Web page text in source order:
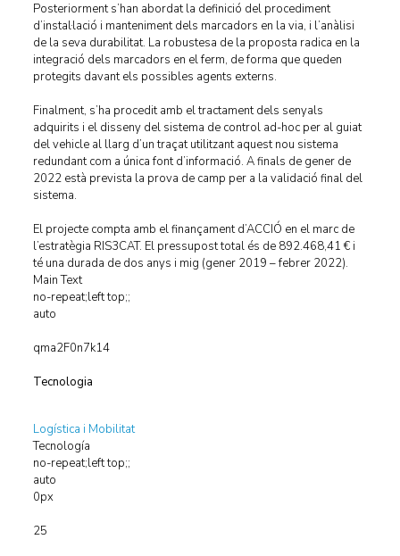
Posteriorment s’han abordat la definició del procediment
d’instal·lació i manteniment dels marcadors en la via, i l’anàlisi
de la seva durabilitat. La robustesa de la proposta radica en la
integració dels marcadors en el ferm, de forma que queden
protegits davant els possibles agents externs.
Finalment, s’ha procedit amb el tractament dels senyals
adquirits i el disseny del sistema de control ad-hoc per al guiat
del vehicle al llarg d’un traçat utilitzant aquest nou sistema
redundant com a única font d’informació. A finals de gener de
2022 està prevista la prova de camp per a la validació final del
sistema.
El projecte compta amb el finançament d’ACCIÓ en el marc de
l’estratègia RIS3CAT. El pressupost total és de 892.468,41 € i
té una durada de dos anys i mig (gener 2019 – febrer 2022).
Main Text
no-repeat;left top;;
auto
qma2F0n7k14
Tecnologia
Logística i Mobilitat
Tecnología
no-repeat;left top;;
auto
0px
25